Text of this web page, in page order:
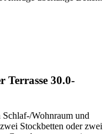
Terrasse 30.0-
Wohnraum und
Stockbetten oder zwei